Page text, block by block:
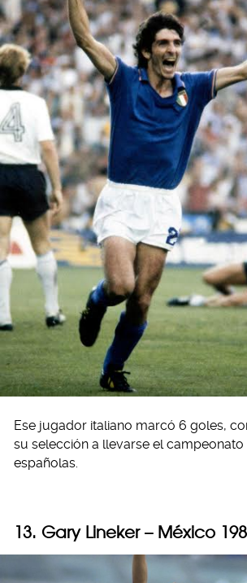
Ese jugador italiano marcó 6 goles,
su selección a llevarse el campeonato
españolas.
13. Gary Lineker – México